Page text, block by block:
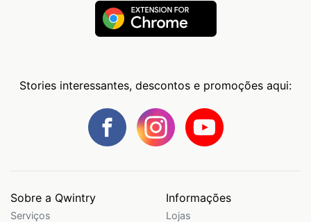
Stories interessantes, descontos e promoções aqui:
Sobre a Qwintry
Serviços
Informações
Lojas